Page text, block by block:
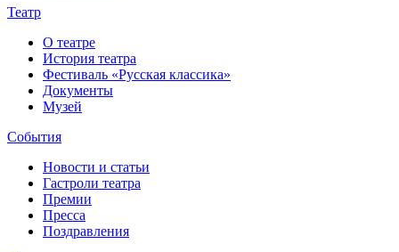
Театр
О театре
История театра
Фестиваль «Русская классика»
Документы
Музей
События
Новости и статьи
Гастроли театра
Премии
Пресса
Поздравления